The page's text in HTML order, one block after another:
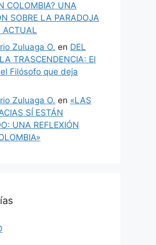
COLOMBIA? UNA
SOBRE LA PARADOJA
ACTUAL
Zuluaga O. en DEL
TRASCENDENCIA: El
Filósofo que deja
Zuluaga O. en «LAS
SÍ ESTÁN
UNA REFLEXIÓN